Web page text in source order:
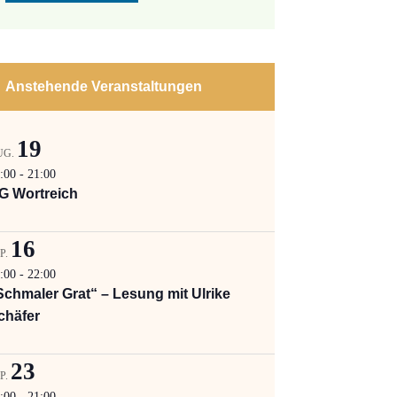
Anstehende Veranstaltungen
19
- 21:00
Wortreich
16
- 22:00
Grat“ – Lesung mit Ulrike
23